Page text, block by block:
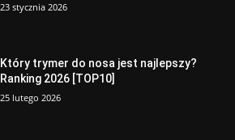
23 stycznia 2026
Który trymer do nosa jest najlepszy?
Ranking 2026 [TOP10]
25 lutego 2026